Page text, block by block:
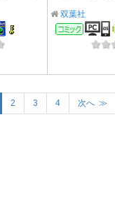
双葉社
コミッ
2 3 4 次へ ≫